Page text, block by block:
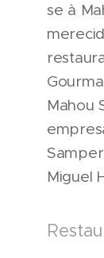
se à
Mahou
Miguel